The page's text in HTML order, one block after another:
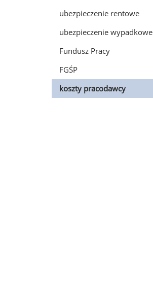
ubezpieczenie rentowe
ubezpieczenie wypadkowe
Fundusz Pracy
FGŚP
koszty pracodawcy